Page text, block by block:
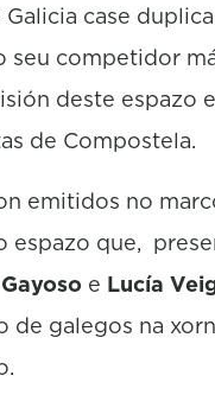
case
seu competidor
deste espazo
de Compostela.
emitidos no
espazo que,
e Lucía
de galegos na